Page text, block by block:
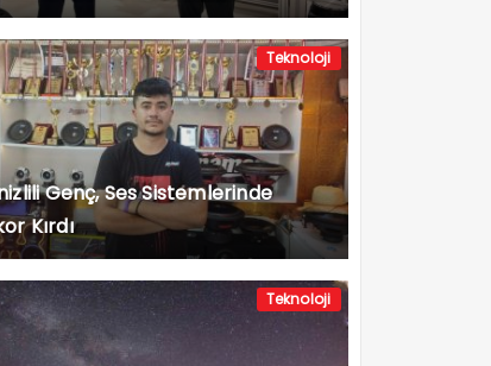
Teknoloji
Genç, Ses Sistemlerinde
Kırdı
Teknoloji